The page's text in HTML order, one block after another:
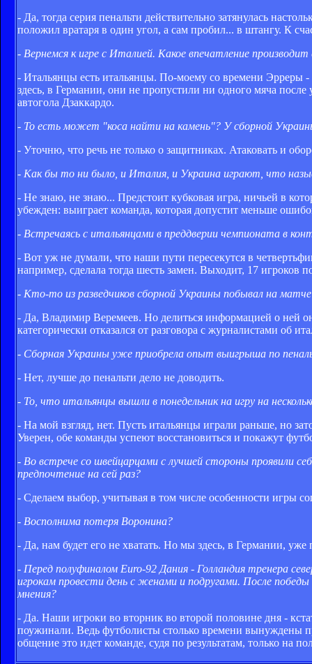
- Да, тогда серия пенальти действительно затянулась
положил вратаря в один угол, а сам пробил... в штангу. К
- Вернемся к игре с Италией. Какое впечатление
- Итальянцы есть итальянцы. По-моему со времени Эрреры -
здесь, в Германии, они не пропустили ни одного мяча
автогола Дзаккардо.
- То есть может "коса найти на камень"? У сборной
- Уточню, что речь не только о защитниках. Атаковать и
- Как бы то ни было, и Италия, и Украина играют, что
- Не знаю, не знаю... Предстоит кубковая игра, ничьей в
убежден: выиграет команда, которая допустит меньше
- Встречаясь с итальянцами в преддверии чемпионата в
- Вот уж не думали, что наши пути пересекутся в
например, сделала тогда шесть замен. Выходит, 17 игроков
- Кто-то из разведчиков сборной Украины побывал на
- Да, Владимир Веремеев. Но делиться информацией о ней
категорически отказался от разговора с журналистами об
- Сборная Украины уже приобрела опыт выигрыша по
- Нет, лучше до пенальти дело не доводить.
- То, что итальянцы вышли в понедельник на игру на
- На мой взгляд, нет. Пусть итальянцы играли раньше, но
Уверен, обе команды успеют восстановиться и покажут
- Во встрече со швейцарцами с лучшей стороны проявили
предпочтение на сей раз?
- Сделаем выбор, учитывая в том числе особенности игры
- Восполнима потеря Воронина?
- Да, нам будет его не хватать. Но мы здесь, в Германии,
- Перед полуфиналом Euro-92 Дания - Голландия тренера
игрокам провести день с женами и подругами. После
мнения?
- Да. Наши игроки во вторник во второй половине дня -
поужинали. Ведь футболисты столько времени вынуждены
общение это идет команде, судя по результатам, только на